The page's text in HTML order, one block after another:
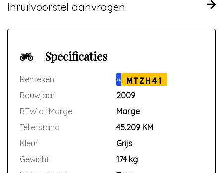
Inruilvoorstel aanvragen
Specificaties
Kenteken NL
MTZH41
Bouwjaar
2009
BTW of Marge
Marge
Tellerstand
45.209 KM
Kleur
Grijs
Gewicht
174 kg